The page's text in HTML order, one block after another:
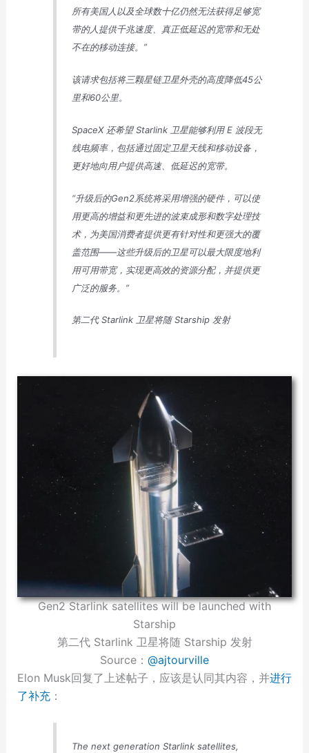
所有美国人以及全球数十亿仍然无法获得足够宽
带的人提供千兆速度、真正低延迟的宽带和无处
不在的移动连接。”
该请求包括将三颗星链卫星外壳的高度降低45公
里和60公里。
SpaceX 还希望 Starlink 卫星能够利用 E 波段无
线电频率，包括通过固定卫星天线和移动设备，
更好地向用户提供高速、低延迟的宽带。
“升级后的Gen2系统将采用增强的硬件，可以使
用更高的增益和更先进的波束成形和数字处理技
术，为美国消费者提供更有针对性和更强大的覆
盖范围——这些升级后的卫星可以最大限度地利
用可用带宽，实现更高效的资源分配，并提供更
广泛的服务。”
第二代 Starlink 卫星将随 Starship 发射
Gen2 Starlink satellites will be launched with
Starship
第二代 Starlink 卫星将随 Starship 发射
Source： @ajtourville
Elon Musk回复了上述帖子，应该是认同其内容，并进行
了补充：
The next generation Starlink satellites,